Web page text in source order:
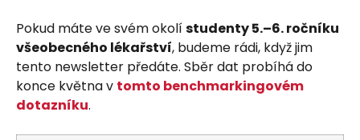
Pokud máte ve svém okolístudenty 5.–6. ročníku
všeobecného lékařství, budeme rádi, když jim
tento newsletter předáte. Sběr dat probíhá do
konce května v tomto benchmarkingovém
dotazníku.